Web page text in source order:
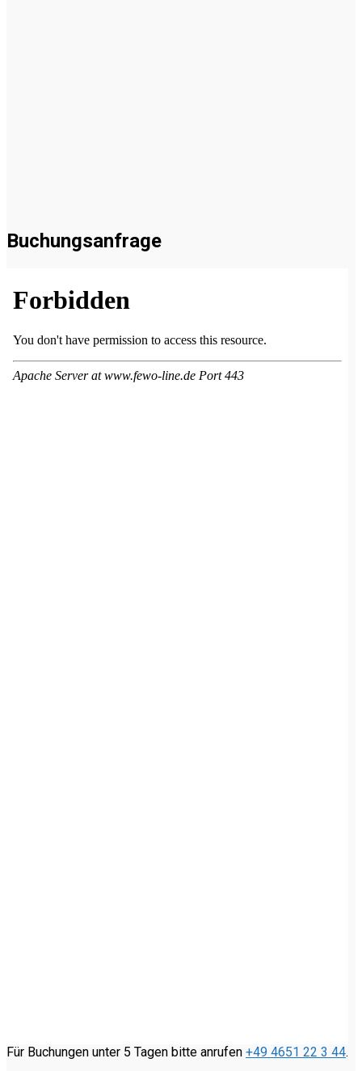
Buchungsanfrage
Für Buchungen unter 5 Tagen bitte anrufen +49 4651 22 3 44.